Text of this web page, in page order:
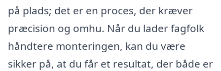
på plads; det er en proces, der kræver
præcision og omhu. Når du lader fagfolk
håndtere monteringen, kan du være
sikker på, at du får et resultat, der både er